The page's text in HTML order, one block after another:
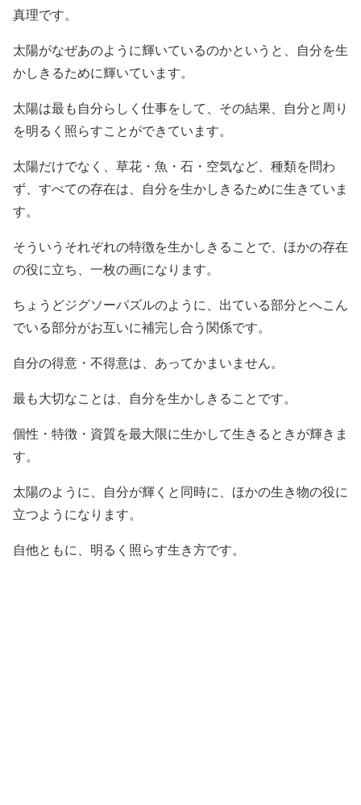
真理です。
太陽がなぜあのように輝いているのかというと、自分を生
かしきるために輝いています。
太陽は最も自分らしく仕事をして、その結果、自分と周り
を明るく照らすことができています。
太陽だけでなく、草花・魚・石・空気など、種類を問わ
ず、すべての存在は、自分を生かしきるために生きていま
す。
そういうそれぞれの特徴を生かしきることで、ほかの存在
の役に立ち、一枚の画になります。
ちょうどジグソーパズルのように、出ている部分とへこん
でいる部分がお互いに補完し合う関係です。
自分の得意・不得意は、あってかまいません。
最も大切なことは、自分を生かしきることです。
個性・特徴・資質を最大限に生かして生きるときが輝きま
す。
太陽のように、自分が輝くと同時に、ほかの生き物の役に
立つようになります。
自他ともに、明るく照らす生き方です。